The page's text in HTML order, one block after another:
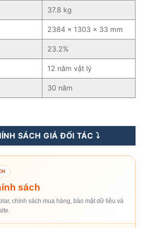
37.8 kg
2384 × 1303 × 33 mm
23.2%
12 năm vật lý
30 năm
720WP n-type TOPCon 2 Mặt Kính
SÁCH GIÁ ĐỐI TÁC ⤵️
sách
chính sách mua hàng, bảo mật dữ liệu và